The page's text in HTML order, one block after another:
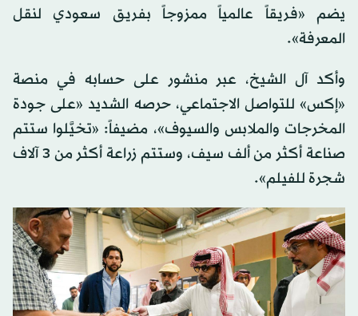
يضم «فريقاً عالمياً ممزوجاً بفريق سعودي لنقل
المعرفة».
وأكد آل الشيخ، عبر منشور على حسابه في منصة
«إكس» للتواصل الاجتماعي، حرصه الشديد «على جودة
المخرجات والملابس والسيوف»، مضيفاً: «تخيَّلوا ستتم
صناعة أكثر من ألف سيف، وستتم زراعة أكثر من 3 آلاف
شجرة للفيلم».